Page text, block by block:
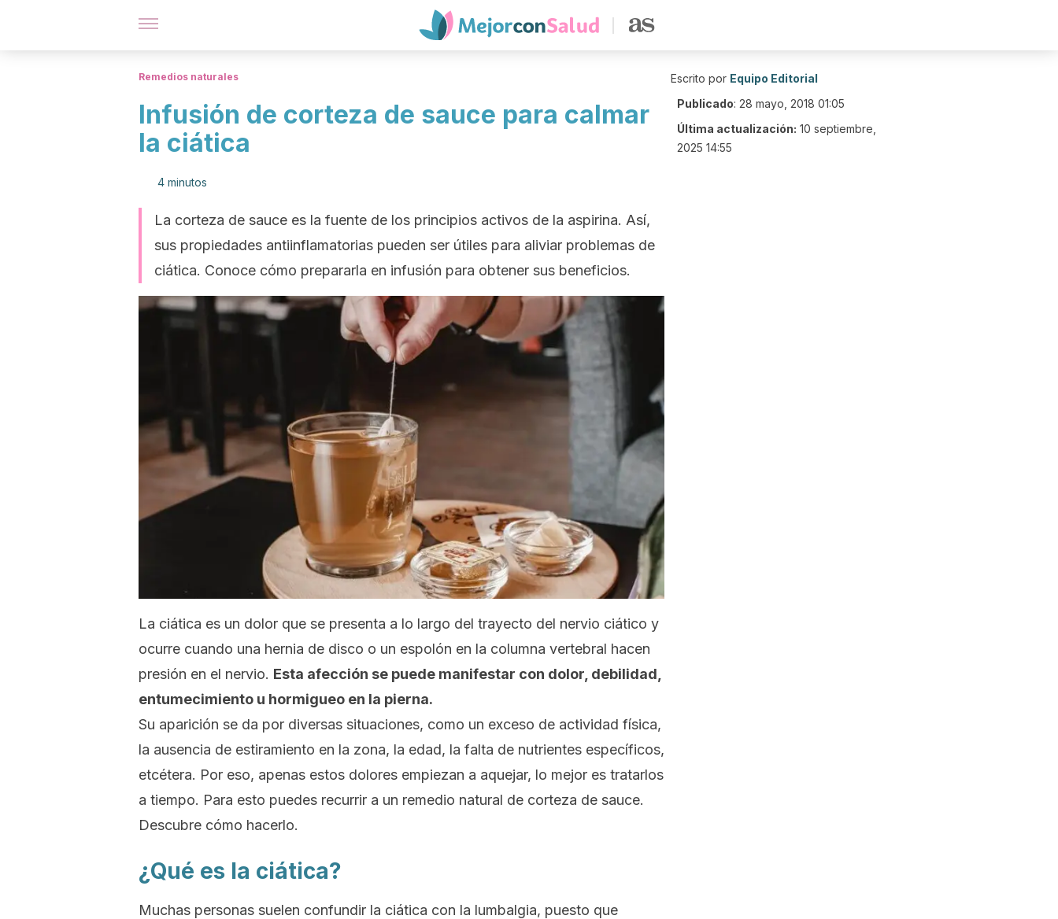
Remedios naturales
Infusión de corteza de sauce para calmar
la ciática
4 minutos
La corteza de sauce es la fuente de los principios activos de la aspirina. Así,
sus propiedades antiinflamatorias pueden ser útiles para aliviar problemas de
ciática. Conoce cómo prepararla en infusión para obtener sus beneficios.
La ciática es un dolor que se presenta a lo largo del trayecto del nervio ciático y
ocurre cuando una hernia de disco o un espolón en la columna vertebral hacen
presión en el nervio. Esta afección se puede manifestar con dolor, debilidad,
entumecimiento u hormigueo en la pierna.
Su aparición se da por diversas situaciones, como un exceso de actividad física,
la ausencia de estiramiento en la zona, la edad, la falta de nutrientes específicos,
etcétera. Por eso, apenas estos dolores empiezan a aquejar, lo mejor es tratarlos
a tiempo. Para esto puedes recurrir a un remedio natural de corteza de sauce.
Descubre cómo hacerlo.
¿Qué es la ciática?
Muchas personas suelen confundir la ciática con la lumbalgia, puesto que
Escrito por Equipo Editorial
Publicado: 28 mayo, 2018 01:05
Última actualización: 10 septiembre,
2025 14:55